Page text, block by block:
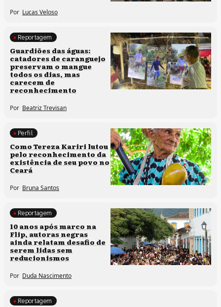
Por Lucas Veloso
Clima e cultura
Reportagem
Guardiões das águas:
catadores de caranguejo
preservam o mangue
todos os dias, mas
carecem de
reconhecimento
Por Beatriz Trevisan
Comunidades tradicionais
Perfil
Como Tereza Kariri lutou
pelo reconhecimento da
existência de seu povo no
Ceará
Por Bruna Santos
Processos artísticos
Reportagem
10 anos após marco na
Flip, autoras negras
ainda relatam desafio de
serem lidas sem
reducionismos
Por Duda Nascimento
Reportagem